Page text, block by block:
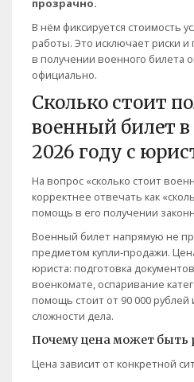
прозрачно.
В нём фиксируется стоимость
работы. Это исключает риски
в получении военного билета
официально.
Сколько стоит
военный билет
2026 году с
На вопрос «сколько стоит
корректнее отвечать как
помощь в его получении
Военный билет напрямую не
предметом купли-продажи.
юриста: подготовка
военкомате, оспаривание
помощь стоит от 90 000
сложности дела.
Почему цена может быть
Цена зависит от конкретной